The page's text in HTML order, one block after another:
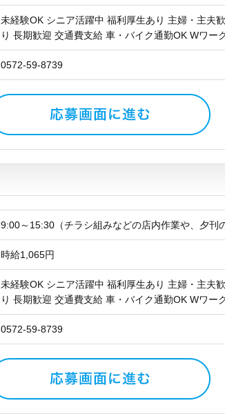
未経験OK シニア活躍中 福利厚生あり 主婦・主夫
り 長期歓迎 交通費支給 車・バイク通勤OK Wワー
0572-59-8739
9:00～15:30（チラシ組みなどの店内作業や、夕刊
時給1,065円
未経験OK シニア活躍中 福利厚生あり 主婦・主夫
り 長期歓迎 交通費支給 車・バイク通勤OK Wワー
0572-59-8739